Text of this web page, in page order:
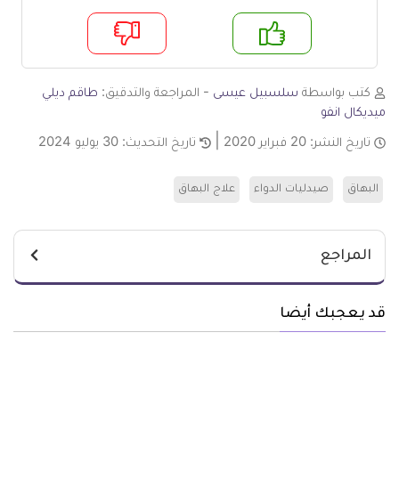
لا
كتب بواسطة سلسبيل عيسى - المراجعة والتدقيق: طاقم ديلي
ميديكال انفو
تاريخ النشر: 20 فبراير 2020 تاريخ التحديث: 30 يوليو 2024
البهاق صيدليات الدواء علاج البهاق
المراجع
قد يعجبك أيضا